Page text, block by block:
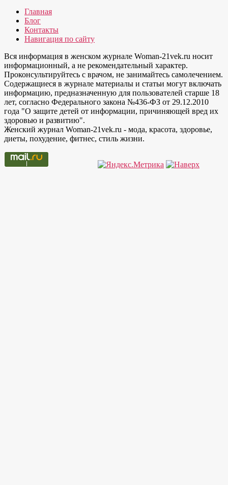
Главная
Блог
Контакты
Навигация по сайту
Вся информация в женском журнале Woman-21vek.ru носит
информационный, а не рекомендательный характер.
Проконсультируйтесь с врачом, не занимайтесь самолечением.
Содержащиеся в журнале материалы и статьи могут включать
информацию, предназначенную для пользователей старше 18
лет, согласно Федерального закона №436-ФЗ от 29.12.2010
года "О защите детей от информации, причиняющей вред их
здоровью и развитию".
Женский журнал Woman-21vek.ru - мода, красота, здоровье,
диеты, похудение, фитнес, стиль жизни.